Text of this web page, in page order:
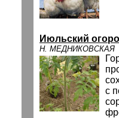
Июльский
Н. МЕДНИКОВСКАЯ
с